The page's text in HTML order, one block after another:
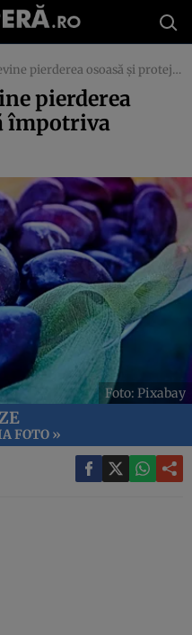
osoasă și protejează împotriva riscului de fractură
pierderea
împotriva
Foto: Pixabay
FOTO »